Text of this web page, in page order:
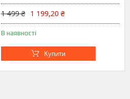
1 499 ₴ 1 199,20 ₴
В наявності
Купити